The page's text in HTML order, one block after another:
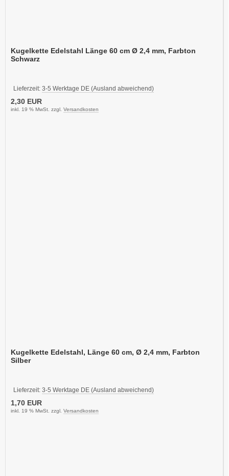
Kugelkette Edelstahl Länge 60 cm Ø 2,4 mm, Farbton
Schwarz
Lieferzeit: 3-5 Werktage DE (Ausland abweichend)
2,30 EUR
inkl. 19 % MwSt. zzgl. Versandkosten
Kugelkette Edelstahl, Länge 60 cm, Ø 2,4 mm, Farbton
Silber
Lieferzeit: 3-5 Werktage DE (Ausland abweichend)
1,70 EUR
inkl. 19 % MwSt. zzgl. Versandkosten